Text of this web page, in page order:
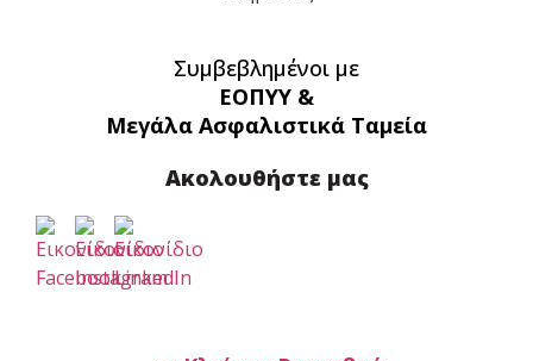
Συμβεβλημένοι με
ΕΟΠΥΥ &
Μεγάλα Ασφαλιστικά Ταμεία
Ακολουθήστε μας